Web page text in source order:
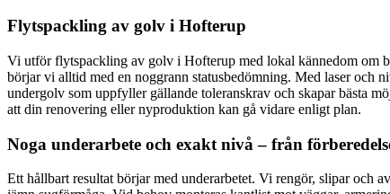
Flytspackling av golv i Hofterup
Vi utför flytspackling av golv i Hofterup med lokal kännedom om
börjar vi alltid med en noggrann statusbedömning. Med laser och
undergolv som uppfyller gällande toleranskrav och skapar bästa
att din renovering eller nyproduktion kan gå vidare enligt plan.
Noga underarbete och exakt nivå – från
Ett hållbart resultat börjar med underarbetet. Vi rengör, slipar och